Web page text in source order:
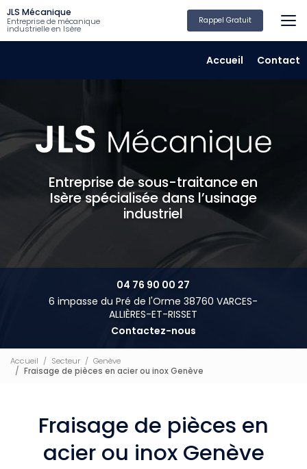
Aller
au
contenu
principal
Accueil
Contact
JLS Mécanique
Entreprise de mécanique
industrielle en Isère
Rappel Gratuit
Entreprise de sous-traitance en
Isère spécialisée dans l’usinage
industriel
04 76 90 00 27
6 impasse du Pré de l'Orme 38760 VARCES-
ALLIÈRES-ET-RISSET
Contactez-nous
Accueil Secteur
Genève
Fraisage de pièces en acier ou inox Genève
Fraisage de pièces en
acier ou inox Genève